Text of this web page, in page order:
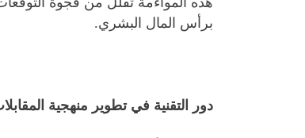
برأس المال البشري.
دور التقنية في تطوير منهجية